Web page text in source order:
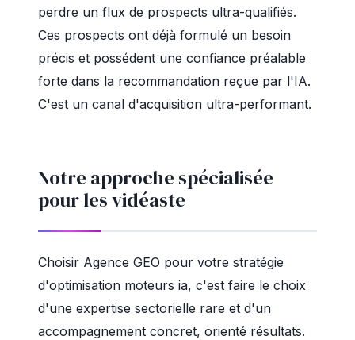
perdre un flux de prospects ultra-qualifiés.
Ces prospects ont déjà formulé un besoin
précis et possédent une confiance préalable
forte dans la recommandation reçue par l'IA.
C'est un canal d'acquisition ultra-performant.
Notre approche spécialisée
pour les vidéaste
Choisir Agence GEO pour votre stratégie
d'optimisation moteurs ia, c'est faire le choix
d'une expertise sectorielle rare et d'un
accompagnement concret, orienté résultats.